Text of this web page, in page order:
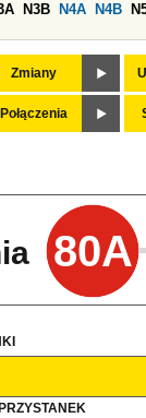
N3B N4A N4B
Zmiany
Połączenia
80A
PRZYSTANEK